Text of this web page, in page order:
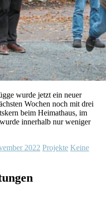
wurde jetzt ein neuer
Wochen noch mit drei
beim Heimathaus, im
innerhalb nur weniger
2022 Projekte Keine